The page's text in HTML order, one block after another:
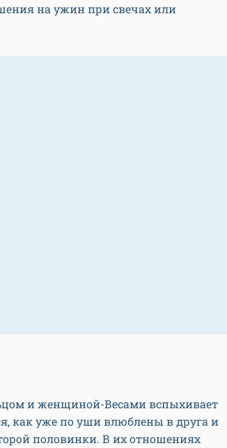
на ужин при свечах или
и женщиной-Весами вспыхивает
как уже по уши влюблены в друга и
половинки. В их отношениях